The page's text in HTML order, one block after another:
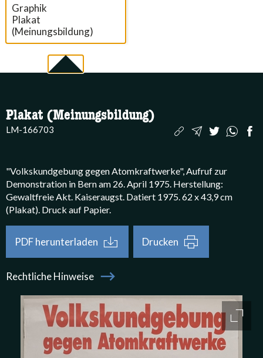
Graphik
Plakat
(Meinungsbildung)
Plakat (Meinungsbildung)
LM-166703
"Volkskundgebung gegen Atomkraftwerke", Aufruf zur
Demonstration in Bern am 26. April 1975. Herstellung:
Gewaltfreie Akt. Kaiseraugst. Datiert 1975. 62 x 43,9 cm
(Plakat). Druck auf Papier.
PDF herunterladen Drucken
Rechtliche Hinweise
Bildergalerie